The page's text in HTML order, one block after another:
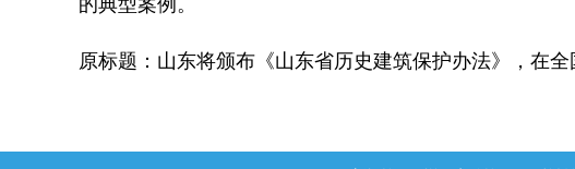
的典型案例。
原标题：山东将颁布《山东省历史建筑保护办法》，在